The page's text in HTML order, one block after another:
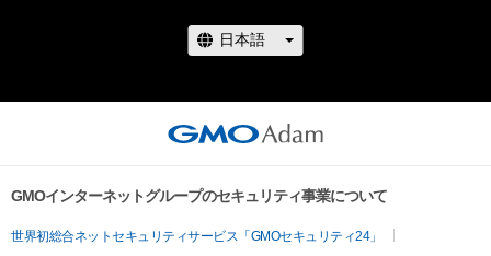
GMOインターネットグループのセキュリティ事業について
世界初総合ネットセキュリティサービス「GMOセキュリティ24」